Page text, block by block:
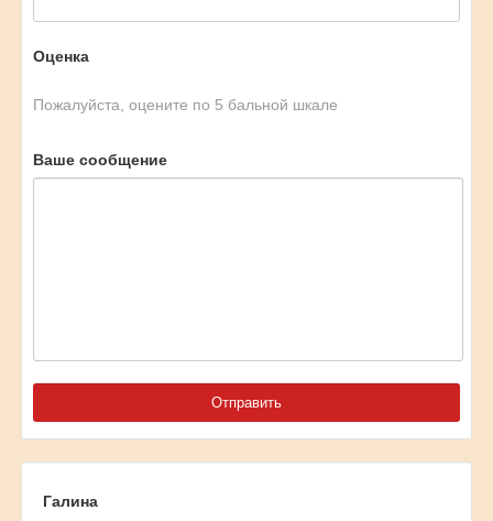
Оценка
Пожалуйста, оцените по 5 бальной шкале
Ваше сообщение
Галина